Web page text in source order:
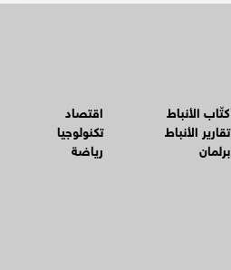
كتّاب الأنباط
تقارير الأنباط
برلمان
اقتصاد
تكنولوجيا
رياضة